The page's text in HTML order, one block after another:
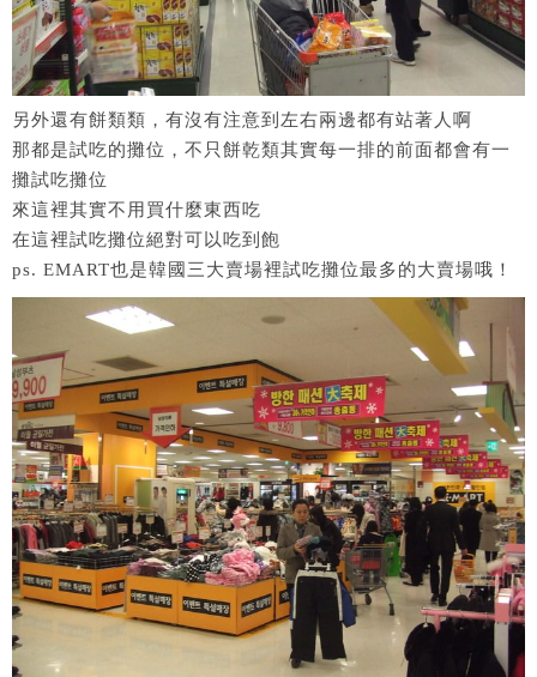
另外還有餅類類，有沒有注意到左右兩邊都有站著人啊
那都是試吃的攤位，不只餅乾類其實每一排的前面都會有一
攤試吃攤位
來這裡其實不用買什麼東西吃
在這裡試吃攤位絕對可以吃到飽
ps. EMART也是韓國三大賣場裡試吃攤位最多的大賣場哦！